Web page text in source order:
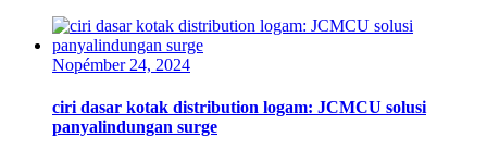
Nopémber 24, 2024
ciri dasar kotak distribution logam: JCMCU solusi
panyalindungan surge